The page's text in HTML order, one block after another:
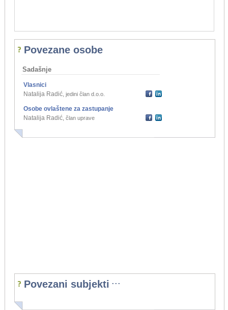
Povezane osobe
Sadašnje
Vlasnici
Natalija Radić, jedini član d.o.o.
Osobe ovlaštene za zastupanje
Natalija Radić, član uprave
Povezani subjekti ...